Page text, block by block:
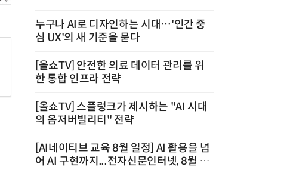
누구나 AI로 디자인하는 시대…'인간 중
심 UX'의 새 기준을 묻다
[올쇼TV] 안전한 의료 데이터 관리를 위
한 통합 인프라 전략
[올쇼TV] 스플렁크가 제시하는 "AI 시대
의 옵저버빌리티" 전략
[AI네이티브 교육 8월 일정] AI 활용을 넘
어 AI 구현까지...전자신문인터넷, 8월 실